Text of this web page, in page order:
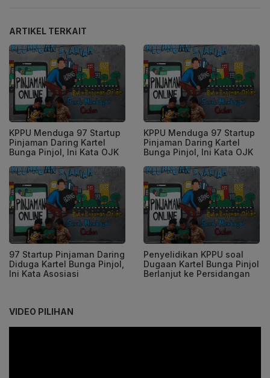
ARTIKEL TERKAIT
KPPU Menduga 97 Startup
Pinjaman Daring Kartel
Bunga Pinjol, Ini Kata OJK
KPPU Menduga 97 Startup
Pinjaman Daring Kartel
Bunga Pinjol, Ini Kata OJK
97 Startup Pinjaman Daring
Diduga Kartel Bunga Pinjol,
Ini Kata Asosiasi
Penyelidikan KPPU soal
Dugaan Kartel Bunga Pinjol
Berlanjut ke Persidangan
VIDEO PILIHAN